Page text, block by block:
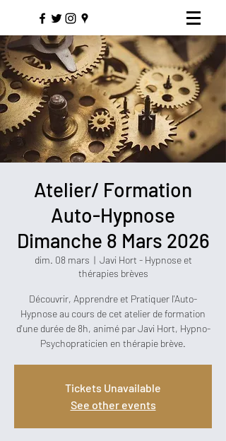
Atelier/ Formation
Auto-Hypnose
Dimanche 8 Mars 2026
dim. 08 mars
  |
Javi Hort - Hypnose et
thérapies brèves
Découvrir, Apprendre et Pratiquer l'Auto-
Hypnose au cours de cet atelier de formation
d'une durée de 8h, animé par Javi Hort, Hypno-
Psychopraticien en thérapie brève.
Tickets Unavailable
See other events